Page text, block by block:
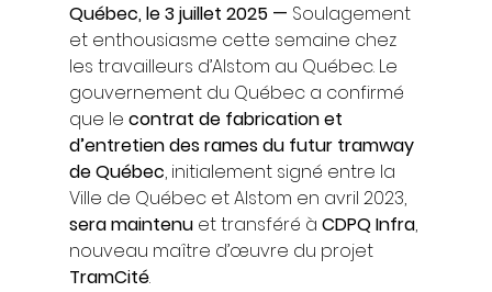
Québec, le 3 juillet 2025 — Soulagement
et enthousiasme cette semaine chez
les travailleurs d’Alstom au Québec. Le
gouvernement du Québec a confirmé
que le contrat de fabrication et
d’entretien des rames du futur tramway
de Québec, initialement signé entre la
Ville de Québec et Alstom en avril 2023,
sera maintenu et transféré à CDPQ Infra,
nouveau maître d’œuvre du projet
TramCité.